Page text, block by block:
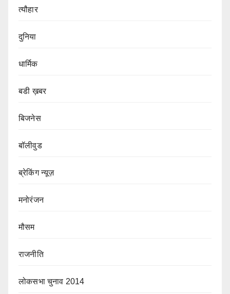
त्यौहार
दुनिया
धार्मिक
बडी ख़बर
बिजनेस
बॉलीवुड
ब्रेकिंग न्यूज़
मनोरंजन
मौसम
राजनीति
लोकसभा चुनाव 2014